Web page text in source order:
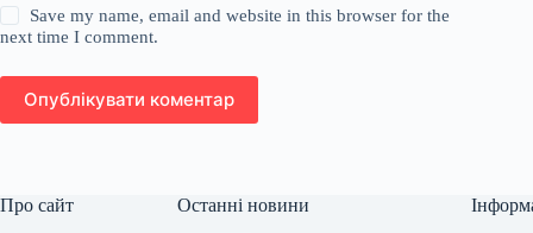
Save my name, email and website in this browser for the
next time I comment.
Опублікувати коментар
Про сайт Останні новини